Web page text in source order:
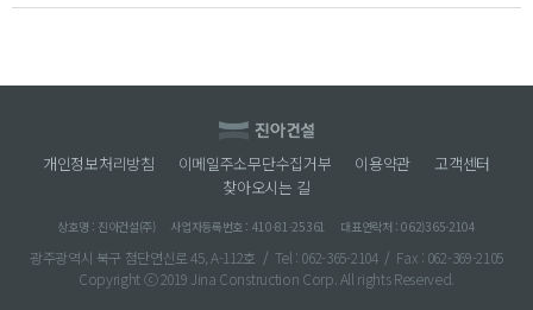
개인정보처리방침 이메일주소무단수집거부 이용약관
고객센터
찾아오시는 길
상호명 : 진아건설(주) 사업자등록번호 : 410-81-25361 대표연락처 : 062)365-2104
광주광역시 북구 첨단연신로 45, A-112호 / Tel : 062-365-2104 / Fax : 062-369-2105
Copyright ⓒ 2019 Jina Construction Corp. All rights Reserved.